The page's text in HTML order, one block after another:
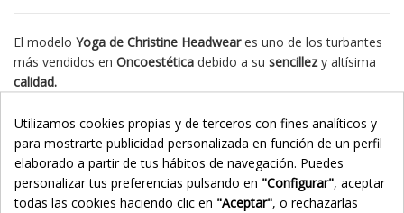
El modelo Yoga de Christine Headweares uno de los turbantes
más vendidos en Oncoestética debido a su sencillez y altísima
calidad.
procesos dequimioterapiao sufrenalopecia.
Sutejido de bambúes altamentetranspirabley
termorregulador , manteniendo la temperatura adecuada tanto
en invierno como en verano.
Utilizamos cookies propias y de terceros con fines analíticos y
para mostrarte publicidad personalizada en función de un perfil
elaborado a partir de tus hábitos de navegación. Puedes
personalizar tus preferencias pulsando en "Configurar", aceptar
todas las cookies haciendo clic en "Aceptar", o rechazarlas